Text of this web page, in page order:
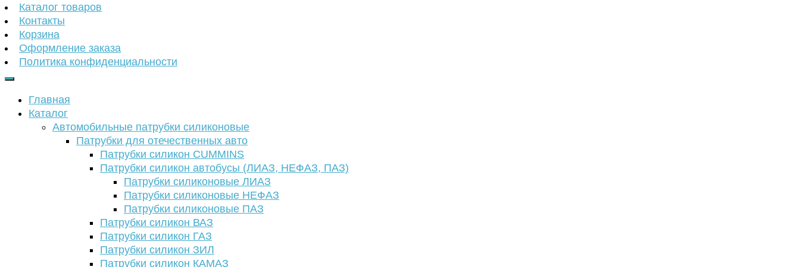
Каталог товаров
Контакты
Корзина
Оформление заказа
Политика конфиденциальности
Главная
Каталог
Автомобильные патрубки силиконовые
Патрубки для отечественных авто
Патрубки силикон CUMMINS
Патрубки силикон автобусы (ЛИАЗ, НЕФАЗ, ПАЗ)
Патрубки силиконовые ЛИАЗ
Патрубки силиконовые НЕФАЗ
Патрубки силиконовые ПАЗ
Патрубки силикон ВАЗ
Патрубки силикон ГАЗ
Патрубки силикон ЗИЛ
Патрубки силикон КАМАЗ